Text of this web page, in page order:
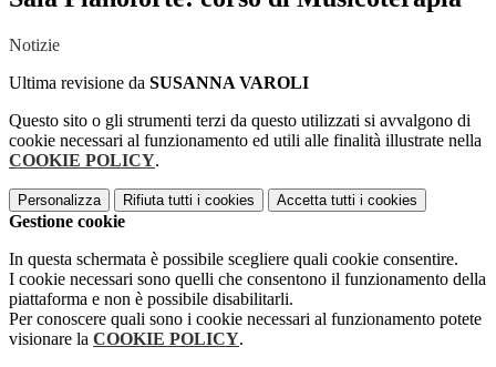
Notizie
Ultima revisione da SUSANNA VAROLI
Questo sito o gli strumenti terzi da questo utilizzati si avvalgono di
cookie necessari al funzionamento ed utili alle finalità illustrate nella
COOKIE POLICY.
Personalizza Rifiuta tutti i cookies Accetta tutti i cookies
Gestione cookie
In questa schermata è possibile scegliere quali cookie consentire.
I cookie necessari sono quelli che consentono il funzionamento della
piattaforma e non è possibile disabilitarli.
Per conoscere quali sono i cookie necessari al funzionamento potete
visionare la COOKIE POLICY.